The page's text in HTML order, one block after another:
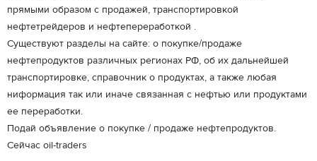
прямыми образом с продажей, транспортировкой
нефтетрейдеров и нефтепереработкой .
Существуют разделы на сайте: о покупке/продаже
нефтепродуктов различных регионах РФ, об их дальнейшей
транспортировке, справочник о продуктах, а также любая
ниформация так или иначе связанная с нефтью или продуктами
ее переработки.
Подай объявление о покупке / продаже нефтепродуктов.
Сейчас oil-traders